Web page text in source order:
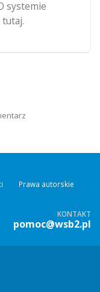
systemie
Prawa autorskie
KONTAKT
pomoc@wsb2.pl